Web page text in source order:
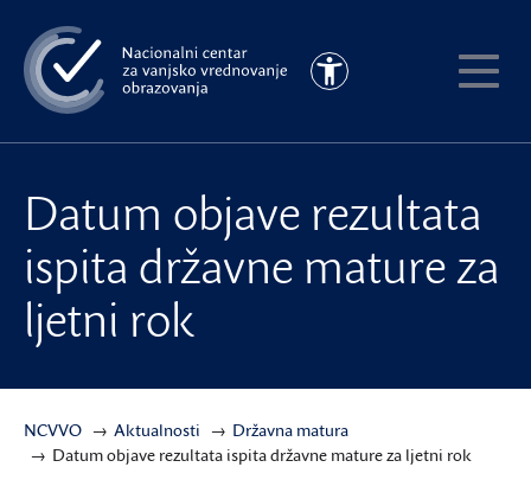
na
glavni
sadržaj
Pristupačnost
Datum objave rezultata
ispita državne mature za
ljetni rok
NCVVO Aktualnosti
Državna matura
Datum objave rezultata ispita državne mature za ljetni rok